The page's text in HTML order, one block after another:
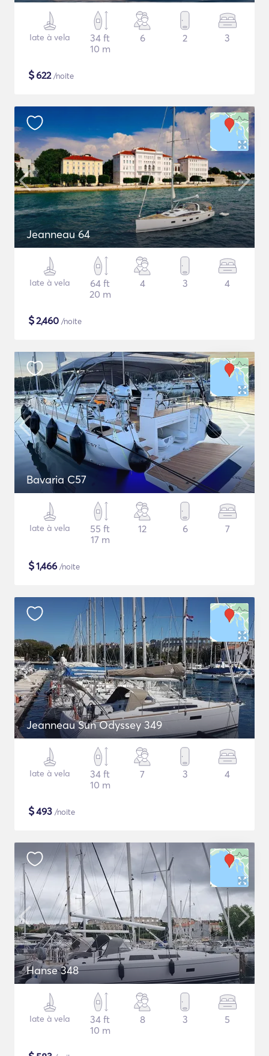
Iate à vela
34 ft
10 m
6 2 3
$622/noite
Jeanneau 64
Iate à vela
64 ft
20 m
4 3 4
$2,460 /noite
Bavaria C57
Iate à vela
55 ft
17 m
12 6 7
$1,466 /noite
Jeanneau Sun Odyssey 349
Iate à vela
34 ft
10 m
7 3 4
$493 /noite
Hanse 348
Iate à vela
34 ft
10 m
8 3 5